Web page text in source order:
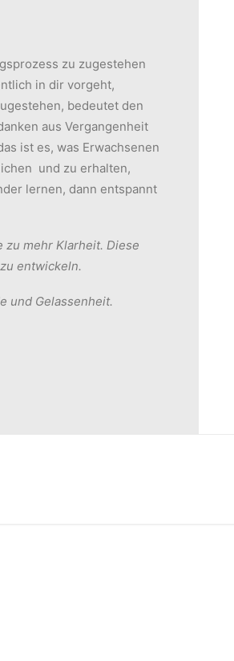
zu zugestehen
in dir vorgeht,
bedeutet den
aus Vergangenheit
ist es, was Erwachsenen
und zu erhalten,
lernen, dann entspannt
mehr Klarheit. Diese
entwickeln.
und Gelassenheit.